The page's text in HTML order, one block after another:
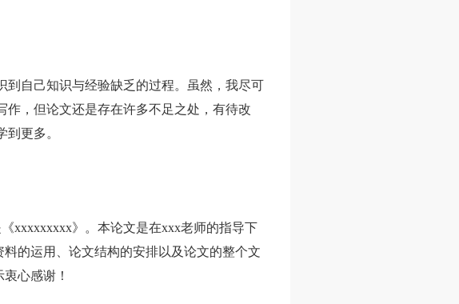
自己知识与经验缺乏的过程。虽然，我尽可
，但论文还是存在许多不足之处，有待改
更多。
》。本论文是在xxx老师的指导下
的运用、论文结构的安排以及论文的整个文
心感谢！